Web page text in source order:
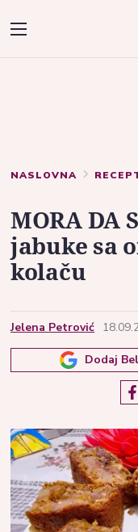
NASLOVNA
MORA DA
jabuke sa
kolaču
Jelena Petrović
Dodaj